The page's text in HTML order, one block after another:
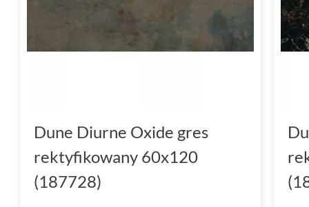
Dune Diurne Oxide gres
rektyfikowany 60x120
(187728)